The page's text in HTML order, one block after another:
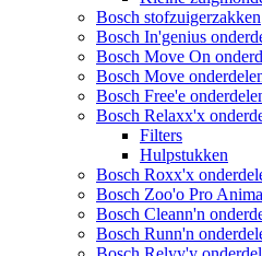
Bosch stofzuigerzakken
Bosch In'genius
Bosch Move On
Bosch Move
Bosch Free'e
Bosch Relaxx'x
Filters
Hulpstukken
Bosch Roxx'x
Bosch Zoo'o Pro
Bosch Cleann'n
Bosch Runn'n